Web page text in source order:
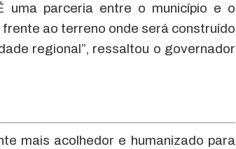
uma parceria entre o município e o
ao terreno onde será construído
regional”, ressaltou o governador
mais acolhedor e humanizado para